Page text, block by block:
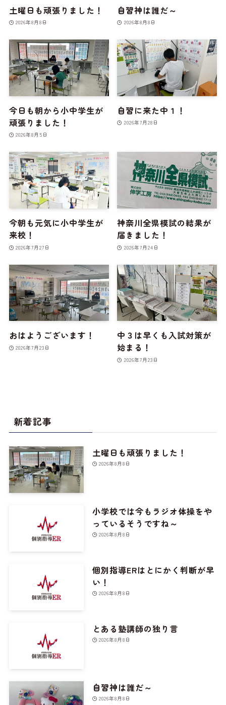
土曜日も頑張りました！
2026年8月8日
自習神は誰だ～
2026年8月8日
今日も朝から小中学生が
頑張りました！
2026年8月5日
自習に来た中１！
2026年7月28日
今朝も元気に小中学生が
来校！
2026年7月27日
神奈川全県模試の結果が
届きました！
2026年7月24日
おはようございます！
2026年7月23日
中３は早くも入試対策が
始まる！
2026年7月23日
新着記事
土曜日も頑張りました！
2026年8月8日
小学校では今もラジオ体操をや
っているそうですね～
2026年8月8日
個別指導ERはとにかく判断が早
い！
2026年8月8日
とある塾講師の独り言
2026年8月8日
自習神は誰だ～
2026年8月8日